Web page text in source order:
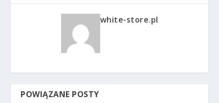
white-store.pl
POWIĄZANE POSTY